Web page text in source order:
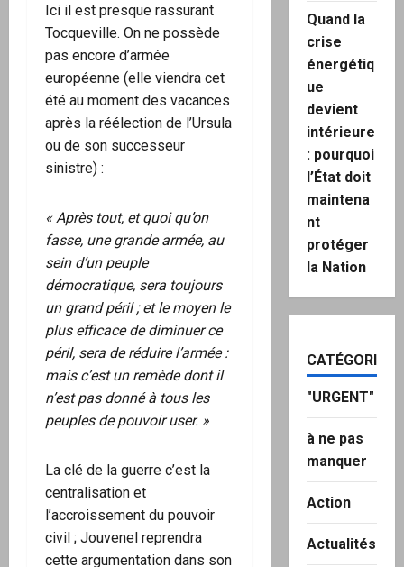
Ici il est presque rassurant
Tocqueville. On ne possède
pas encore d’armée
européenne (elle viendra cet
été au moment des vacances
après la réélection de l’Ursula
ou de son successeur
sinistre) :
« Après tout, et quoi qu’on
fasse, une grande armée, au
sein d’un peuple
démocratique, sera toujours
un grand péril ; et le moyen le
plus efficace de diminuer ce
péril, sera de réduire l’armée :
mais c’est un remède dont il
n’est pas donné à tous les
peuples de pouvoir user. »
La clé de la guerre c’est la
centralisation et
l’accroissement du pouvoir
civil ; Jouvenel reprendra
cette argumentation dans son
Quand la
crise
énergétiq
ue
devient
intérieure
: pourquoi
l’État doit
maintena
nt
protéger
la Nation
CATÉGORIES
"URGENT"
à ne pas
manquer
Action
Actualités